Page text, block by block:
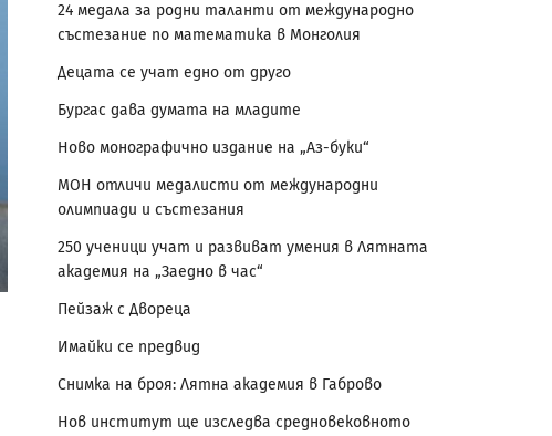
24 медала за родни таланти от международно
състезание по математика в Монголия
Децата се учат едно от друго
Бургас дава думата на младите
Ново монографично издание на „Аз-буки“
МОН отличи медалисти от международни
олимпиади и състезания
250 ученици учат и развиват умения в Лятната
академия на „Заедно в час“
Пейзаж с Двореца
Имайки се предвид
Снимка на броя: Лятна академия в Габрово
Нов институт ще изследва средновековното